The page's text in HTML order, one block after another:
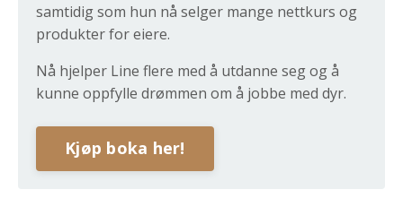
samtidig som hun nå selger mange nettkurs og
produkter for eiere.
Nå hjelper Line flere med å utdanne seg og å
kunne oppfylle drømmen om å jobbe med dyr.
Kjøp boka her!